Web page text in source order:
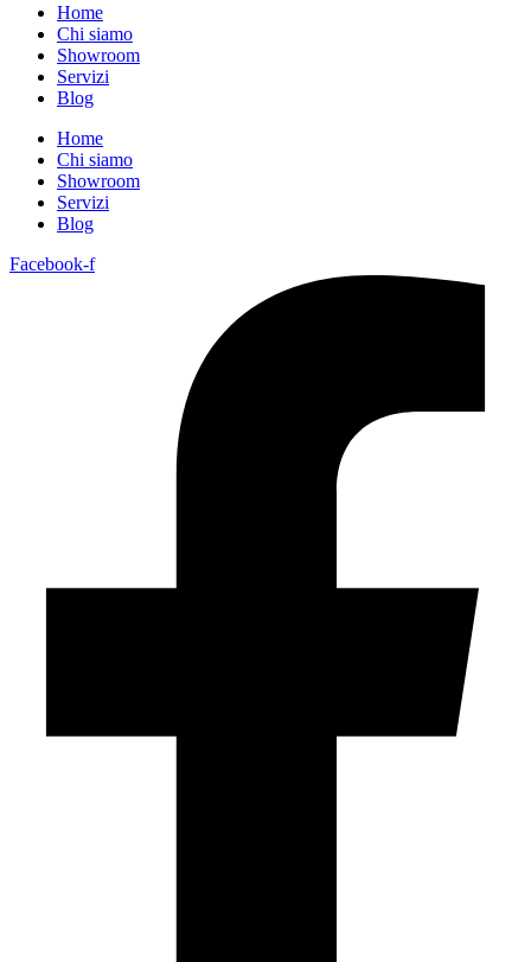
Home
Chi siamo
Showroom
Servizi
Blog
Home
Chi siamo
Showroom
Servizi
Blog
Facebook-f